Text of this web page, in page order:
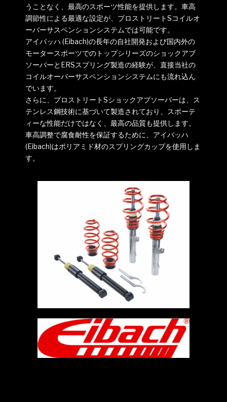
うことなく、最高のスポーツ性能を提供します。車高
調節性による最適な設定が、プロストリートSコイルオ
ーバーサスペンションシステムでは可能です。
アイバッハ (Eibach)の長年の自社開発および国内外の
モータースポーツでのトップシリーズのショックアブ
ソーバーとERSスプリング製造の経験が、直接当社の
コイルオーバーサスペンションシステムにも流れ込ん
でいます。
さらに、プロストリートSショックアブソーバーは、ス
テンレス鋼技術に基づいて製造されており、スポーテ
ィーな性能だけではなく、最高の品質も提供します。
車高調整で腐食耐性を保証するために、アイバッハ
(Eibach)はポリアミド材のスプリングカップを使用しま
す。